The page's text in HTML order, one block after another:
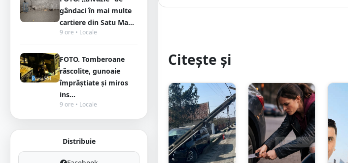
gândaci în mai multe
cartiere din Satu Ma...
9 ore • Locale
FOTO. Tomberoane
răscolite, gunoaie
împrăștiate și miros
ins...
9 ore • Locale
Distribuie
Citește și